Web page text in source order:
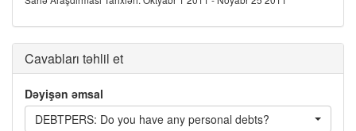
Cavabları təhlil et
Dəyişən əmsal
DEBTPERS: Do you have any personal debts?